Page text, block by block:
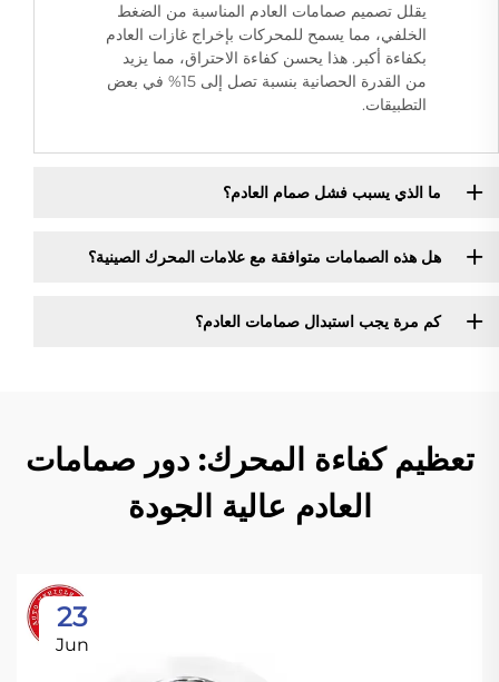
يقلل تصميم صمامات العادم المناسبة من الضغط
الخلفي، مما يسمح للمحركات بإخراج غازات العادم
بكفاءة أكبر. هذا يحسن كفاءة الاحتراق، مما يزيد
من القدرة الحصانية بنسبة تصل إلى 15% في بعض
التطبيقات.
ما الذي يسبب فشل صمام العادم؟
هل هذه الصمامات متوافقة مع علامات المحرك الصينية؟
كم مرة يجب استبدال صمامات العادم؟
تعظيم كفاءة المحرك: دور صمامات
العادم عالية الجودة
23
Jun